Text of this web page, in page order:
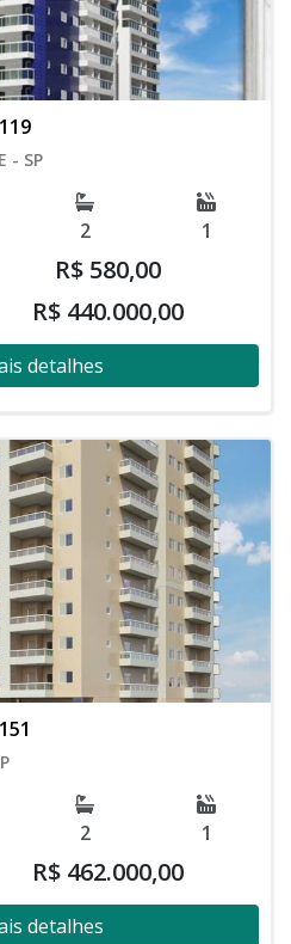
- SP
2 1
R$ 580,00
R$ 440.000,00
detalhes
2 1
R$ 462.000,00
detalhes